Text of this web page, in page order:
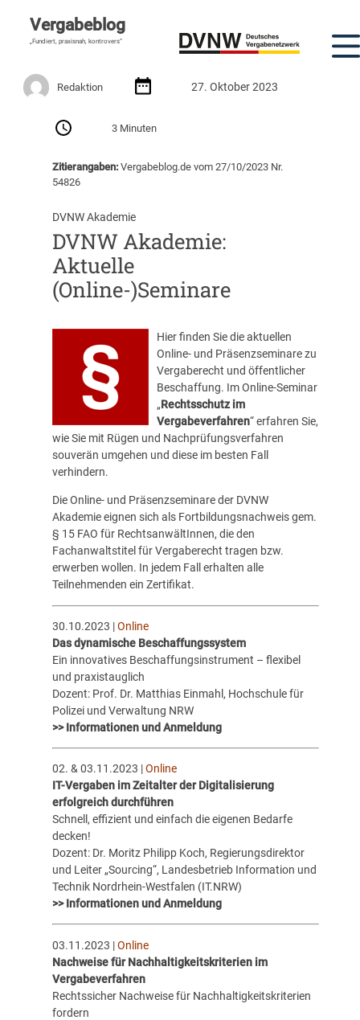
Vergabeblog
„Fundiert, praxisnah, kontrovers“
Redaktion 27. Oktober 2023
3 Minuten
Zitierangaben:Vergabeblog.de vom 27/10/2023 Nr.
54826
DVNW Akademie
DVNW Akademie:
Aktuelle
(Online-)Seminare
Hier finden Sie die aktuellen
Online- und Präsenzseminare zu
Vergaberecht und öffentlicher
Beschaffung. Im Online-Seminar
„Rechtsschutz im
Vergabeverfahren“ erfahren Sie,
wie Sie mit Rügen und Nachprüfungsverfahren
souverän umgehen und diese im besten Fall
verhindern.
Die Online- und Präsenzseminare der DVNW
Akademieeignen sich als Fortbildungsnachweis gem.
§ 15 FAO für RechtsanwältInnen, die den
Fachanwaltstitel für Vergaberecht tragen bzw.
erwerben wollen. In jedem Fall erhalten alle
Teilnehmenden ein Zertifikat.
30.10.2023 |Online
Das dynamische Beschaffungssystem
Ein innovatives Beschaffungsinstrument – flexibel
und praxistauglich
Dozent: Prof. Dr. Matthias Einmahl, Hochschule für
Polizei und Verwaltung NRW
>> Informationen und Anmeldung
02. & 03.11.2023 |Online
IT-Vergaben im Zeitalter der Digitalisierung
erfolgreich durchführen
Schnell, effizient und einfach die eigenen Bedarfe
decken!
Dozent: Dr. Moritz Philipp Koch, Regierungsdirektor
und Leiter „Sourcing“, Landesbetrieb Information und
Technik Nordrhein-Westfalen (IT.NRW)
>> Informationen und Anmeldung
03.11.2023 |Online
Nachweise für Nachhaltigkeitskriterien im
Vergabeverfahren
Rechtssicher Nachweise für Nachhaltigkeitskriterien
fordern